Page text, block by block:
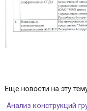
Еще новости на эту
Анализ конструкций